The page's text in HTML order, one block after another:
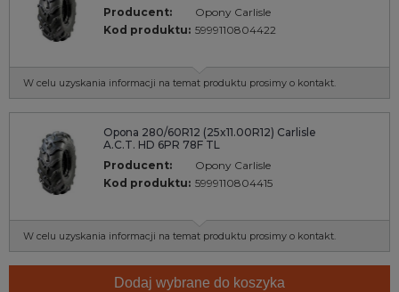
Producent:
Opony Carlisle
Kod produktu: 5999110804422
W celu uzyskania informacji na temat produktu prosimy o kontakt.
Opona 280/60R12 (25x11.00R12) Carlisle
A.C.T. HD 6PR 78F TL
Producent:
Opony Carlisle
Kod produktu: 5999110804415
W celu uzyskania informacji na temat produktu prosimy o kontakt.
Dodaj wybrane do koszyka